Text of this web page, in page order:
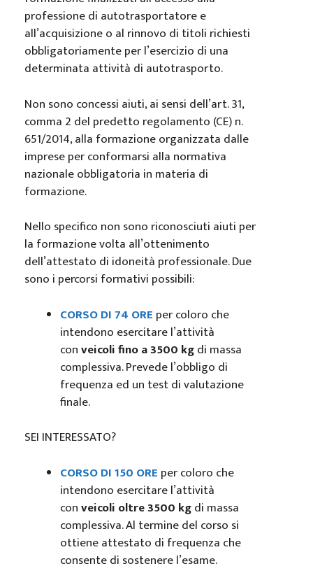
professione di autotrasportatore e
all’acquisizione o al rinnovo di titoli richiesti
obbligatoriamente per l’esercizio di una
determinata attività di autotrasporto.
Non sono concessi aiuti, ai sensi dell’art. 31,
comma 2 del predetto regolamento (CE) n.
651/2014, alla formazione organizzata dalle
imprese per conformarsi alla normativa
nazionale obbligatoria in materia di
formazione.
Nello specifico non sono riconosciuti aiuti per
la formazione volta all’ottenimento
dell’attestato di idoneità professionale. Due
sono i percorsi formativi possibili:
CORSO DI 74 ORE per coloro che
intendono esercitare l’attività
conveicoli fino a 3500 kgdi massa
complessiva. Prevede l’obbligo di
frequenza ed un test di valutazione
finale.
SEI INTERESSATO?
CORSO DI 150 ORE per coloro che
intendono esercitare l’attività
conveicoli oltre 3500 kgdi massa
complessiva. Al termine del corso si
ottiene attestato di frequenza che
consente di sostenere l’esame.